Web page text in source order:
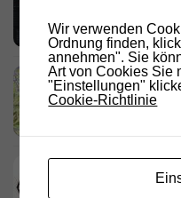
Link Südtirol
Standort
23. JULI 2026
Wir verwenden
Ordnung finden,
annehmen". Sie
Art von Cookies Sie
"Einstellungen"
Cookie-Richtlinie